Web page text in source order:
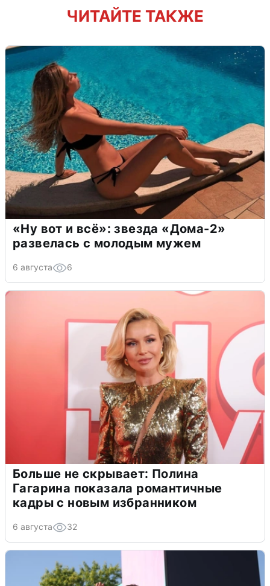
ЧИТАЙТЕ ТАКЖЕ
«Ну вот и всё»: звезда «Дома-2»
развелась с молодым мужем
6 августа 6
Больше не скрывает: Полина
Гагарина показала романтичные
кадры с новым избранником
6 августа 32